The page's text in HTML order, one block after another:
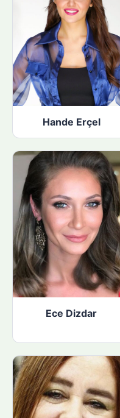
Hande Erçel
Ece Dizdar